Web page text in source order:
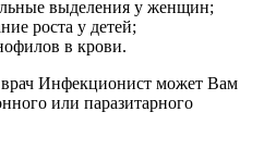
выделения у женщин;
роста у детей;
в крови.
Инфекционист может Вам
или паразитарного